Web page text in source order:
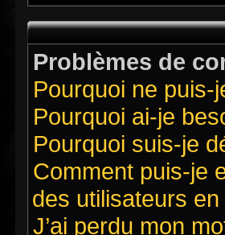
Problèmes de
Pourquoi ne puis-
Pourquoi ai-je
Pourquoi suis-je
Comment puis-je
des utilisateurs en
J’ai perdu mon